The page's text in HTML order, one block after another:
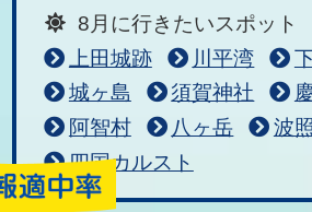
8月に行きたいスポット
上田城跡
川平湾
城ヶ島
須賀神社
阿智村
八ヶ岳
波
四国カルスト